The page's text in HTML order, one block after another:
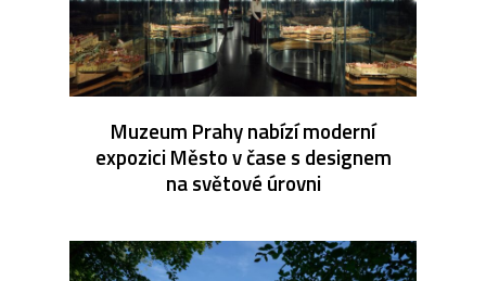
Muzeum Prahy nabízí moderní
expozici Město v čase s designem
na světové úrovni